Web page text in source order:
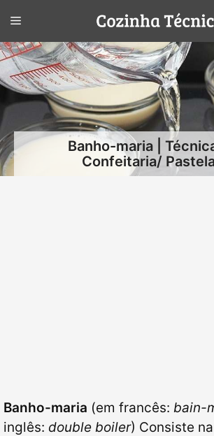
para
o
conteúdo
Menu
Banho-maria |
Confeitaria/
Banho-maria (em francês: bain-
inglês: double boiler) Consiste